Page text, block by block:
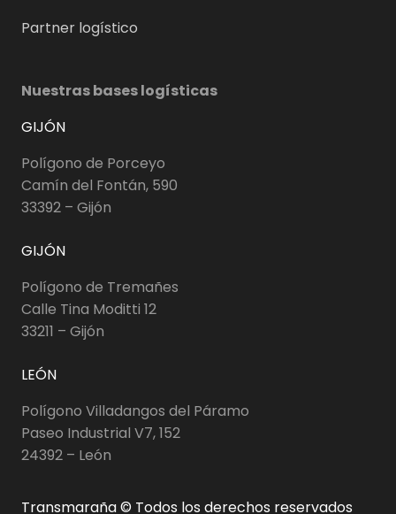
Partner logístico
Nuestras bases logísticas
GIJÓN
Polígono de Porceyo
Camín del Fontán, 590
33392 – Gijón
GIJÓN
Polígono de Tremañes
Calle Tina Moditti 12
33211 – Gijón
LEÓN
Polígono Villadangos del Páramo
Paseo Industrial V7, 152
24392 – León
Transmaraña © Todos los derechos reservados